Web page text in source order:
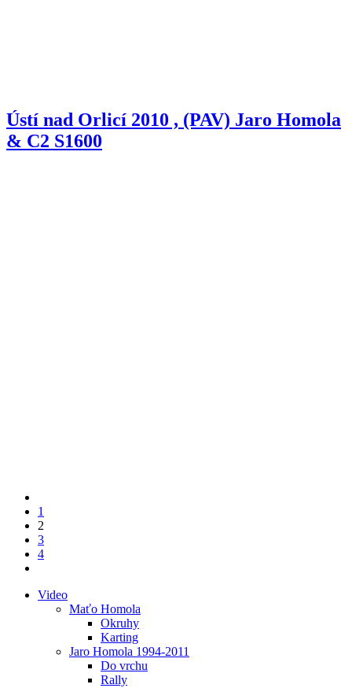
Ústí nad Orlicí 2010 , (PAV) Jaro Homola
& C2 S1600
1
2
3
4
Video
Maťo Homola
Okruhy
Karting
Jaro Homola 1994-2011
Do vrchu
Rally